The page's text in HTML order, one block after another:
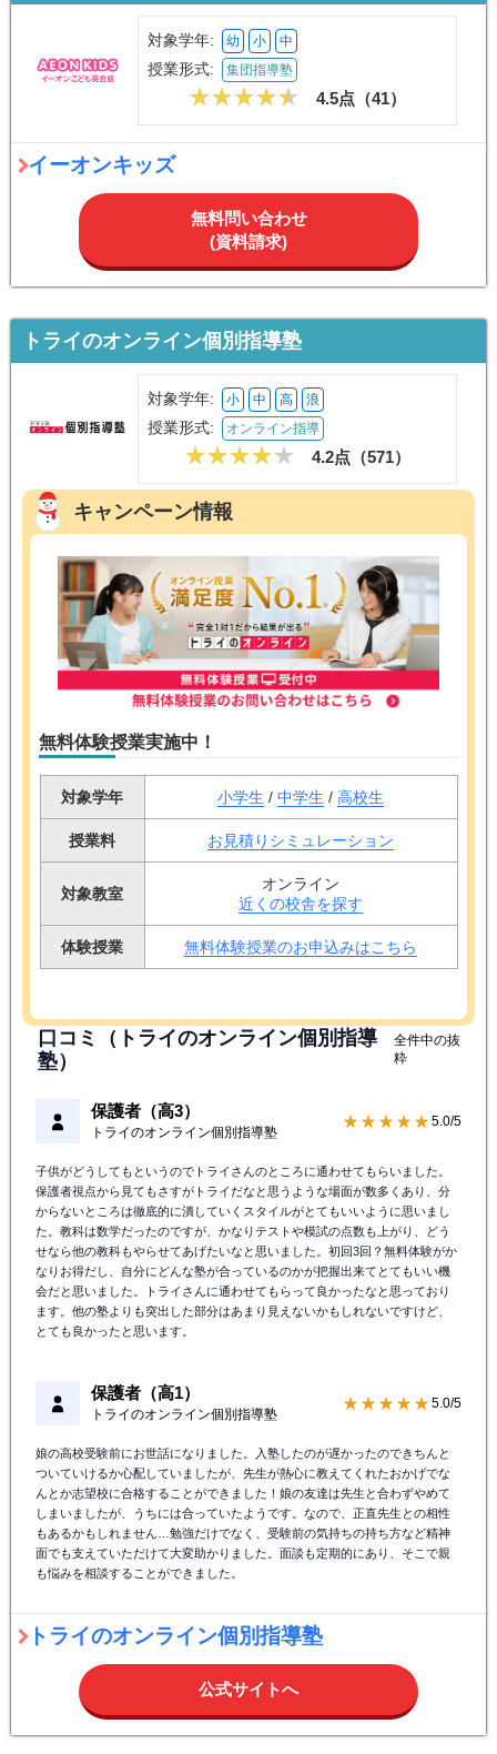
対象学年: 幼 小 中
授業形式: 集団指導塾
4.5点（41）
イーオンキッズ
無料問い合わせ
(資料請求)
トライのオンライン個別指導塾
対象学年: 小 中 高 浪
授業形式: オンライン指導
4.2点（571）
キャンペーン情報
無料体験授業実施中！
対象学年 小学生 / 中学生 / 高校生
授業料 お見積りシミュレーション
対象教室
オンライン
近くの校舎を探す
体験授業 無料体験授業のお申込みはこちら
口コミ（トライのオンライン個別指導
塾）
全件中の抜
粋
保護者（高3）
トライのオンライン個別指導塾
★★★★★ 5.0/5
子供がどうしてもというのでトライさんのところに通わせてもらいました。
保護者視点から見てもさすがトライだなと思うような場面が数多くあり、分
からないところは徹底的に潰していくスタイルがとてもいいように思いまし
た。教科は数学だったのですが、かなりテストや模試の点数も上がり、どう
せなら他の教科もやらせてあげたいなと思いました。初回3回？無料体験がか
なりお得だし、自分にどんな塾が合っているのかが把握出来てとてもいい機
会だと思いました。トライさんに通わせてもらって良かったなと思っており
ます。他の塾よりも突出した部分はあまり見えないかもしれないですけど、
とても良かったと思います。
保護者（高1）
トライのオンライン個別指導塾
★★★★★ 5.0/5
娘の高校受験前にお世話になりました。入塾したのが遅かったのできちんと
ついていけるか心配していましたが、先生が熱心に教えてくれたおかげでな
んとか志望校に合格することができました！娘の友達は先生と合わずやめて
しまいましたが、うちには合っていたようです。なので、正直先生との相性
もあるかもしれません…勉強だけでなく、受験前の気持ちの持ち方など精神
面でも支えていただけて大変助かりました。面談も定期的にあり、そこで親
も悩みを相談することができました。
トライのオンライン個別指導塾
公式サイトへ